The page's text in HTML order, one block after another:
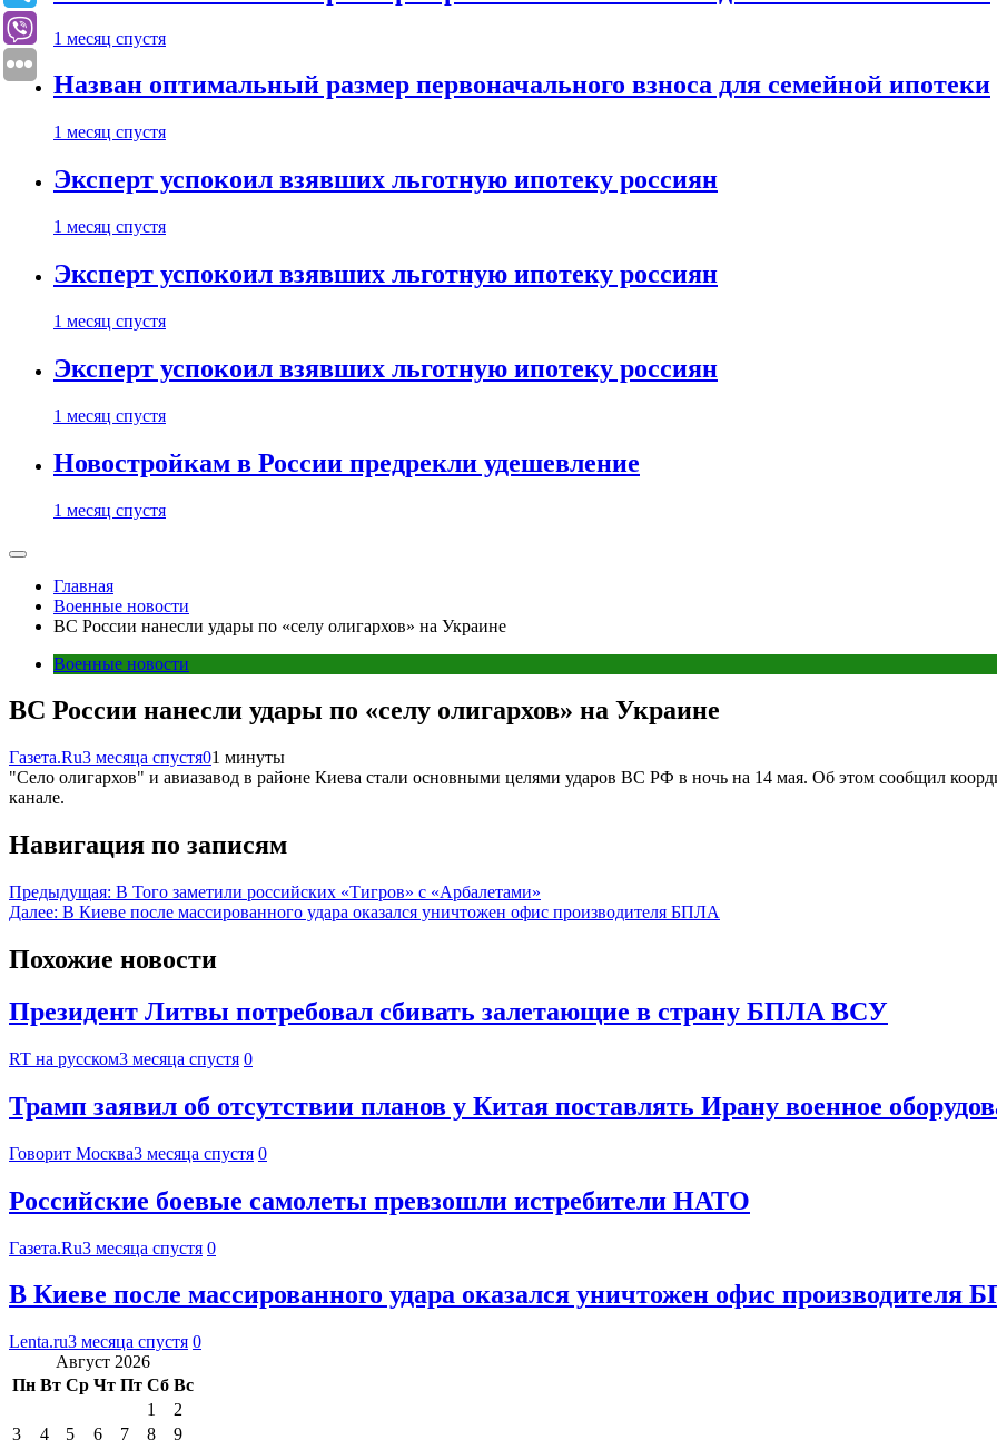
1 месяц спустя
Назван оптимальный размер первоначального взноса для семейной ипотеки
1 месяц спустя
Эксперт успокоил взявших льготную ипотеку россиян
1 месяц спустя
Эксперт успокоил взявших льготную ипотеку россиян
1 месяц спустя
Эксперт успокоил взявших льготную ипотеку россиян
1 месяц спустя
Новостройкам в России предрекли удешевление
1 месяц спустя
Главная
Военные новости
ВС России нанесли удары по «селу олигархов» на Украине
Военные новости
ВС России нанесли удары по «селу олигархов» на Украине
Газета.Ru3 месяца спустя01 минуты
"Село олигархов" и авиазавод в районе Киева стали основными целями ударов ВС РФ в ночь на 14 мая. Об этом сообщил
канале.
Навигация по записям
Предыдущая: В Того заметили российских «Тигров» с «Арбалетами»
Далее: В Киеве после массированного удара оказался уничтожен офис производителя БПЛА
Похожие новости
Президент Литвы потребовал сбивать залетающие в страну БПЛА ВСУ
RT на русском3 месяца спустя 0
Трамп заявил об отсутствии планов у Китая поставлять Ирану военное
Говорит Москва3 месяца спустя 0
Российские боевые самолеты превзошли истребители НАТО
Газета.Ru3 месяца спустя 0
В Киеве после массированного удара оказался уничтожен офис производителя
Lenta.ru3 месяца спустя 0
Август 2026
Пн Вт Ср Чт Пт Сб Вс
1
2
3
4 5 6 7 8
9